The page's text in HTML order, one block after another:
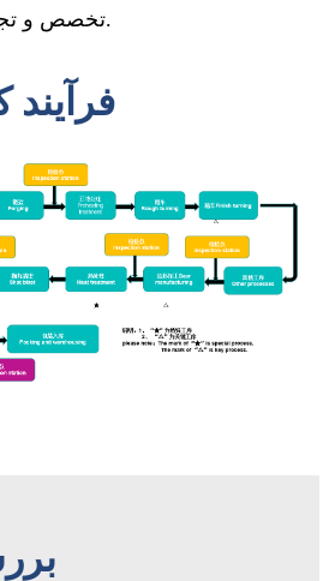
تخصص و تجربه تیم خود تکیه کنید.